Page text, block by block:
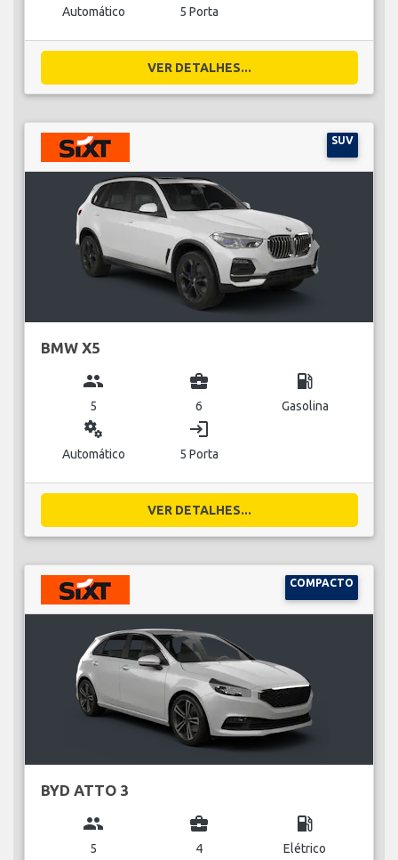
Automático 5 Porta
VER DETALHES...
SUV
BMW X5
group
5
business_center
6
local_gas_station
Gasolina
miscellaneous_services
Automático
login
5 Porta
VER DETALHES...
COMPACTO
BYD ATTO 3
group
5
business_center
4
local_gas_station
Elétrico